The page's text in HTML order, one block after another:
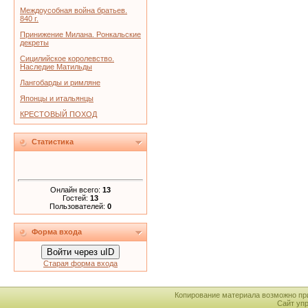
Междоусобная война братьев.
840 г.
Принижение Милана. Ронкальские
декреты
Сицилийское королевство.
Наследие Матильды
Лангобарды и римляне
Японцы и итальянцы
КРЕСТОВЫЙ ПОХОД
Статистика
Онлайн всего: 13
Гостей: 13
Пользователей: 0
Форма входа
Войти через uID
Старая форма входа
Копирование материала возможно
Сайт